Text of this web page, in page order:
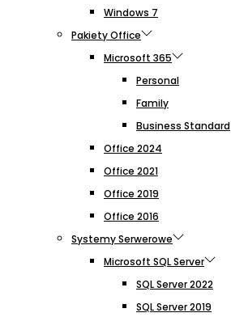
Windows 7
Pakiety Office
Microsoft 365
Personal
Family
Business Standard
Office 2024
Office 2021
Office 2019
Office 2016
Systemy Serwerowe
Microsoft SQL Server
SQL Server 2022
SQL Server 2019